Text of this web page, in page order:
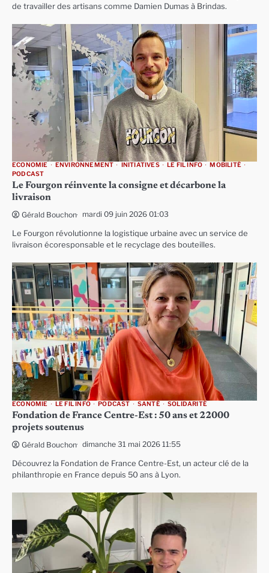
de travailler des artisans comme Damien Dumas à Brindas.
ECONOMIE ENVIRONNEMENT INITIATIVES LE FIL INFO
MOBILITÉ
PODCAST
Le Fourgon réinvente la consigne et décarbone la
livraison
Gérald Bouchon mardi 09 juin 2026 01:03
Le Fourgon révolutionne la logistique urbaine avec un service de
livraison écoresponsable et le recyclage des bouteilles.
ECONOMIE LE FIL INFO PODCAST SANTÉ SOLIDARITÉ
Fondation de France Centre-Est : 50 ans et 22000
projets soutenus
Gérald Bouchon dimanche 31 mai 2026 11:55
Découvrez la Fondation de France Centre-Est, un acteur clé de la
philanthropie en France depuis 50 ans à Lyon.